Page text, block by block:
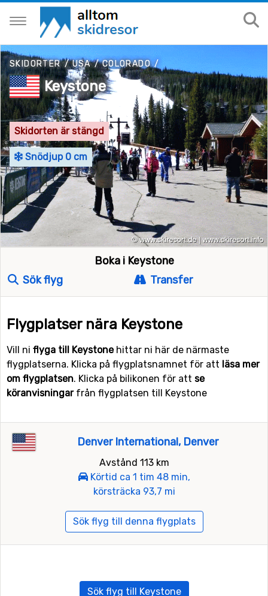
SKIDORTER/USA/COLORADO/
Keystone
Skidorten är stängd
Snödjup 0 cm
Boka i Keystone
Sök flyg
Transfer
Flygplatser nära Keystone
Vill ni flyga till Keystonehittar ni här de närmaste
flygplatserna. Klicka på flygplatsnamnet för att läsa mer
om flygplatsen. Klicka på bilikonen för att se
köranvisningarfrån flygplatsen till Keystone
Denver International, Denver
Avstånd 113 km
Körtid ca 1 tim 48 min,
körsträcka 93,7 mi
Sök flyg till denna flygplats
Sök flyg till Keystone